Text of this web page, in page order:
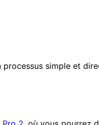
simple et